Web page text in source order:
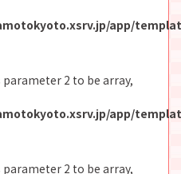
app/
parameter 2 to be array,
app/
parameter 2 to be array,